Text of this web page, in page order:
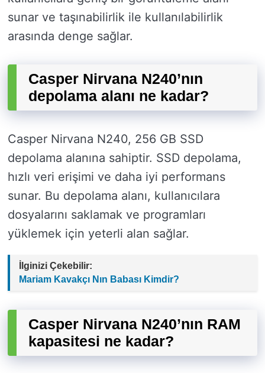
sunar ve taşınabilirlik ile kullanılabilirlik
arasında denge sağlar.
Casper Nirvana N240’nın
depolama alanı ne kadar?
Casper Nirvana N240, 256 GB SSD
depolama alanına sahiptir. SSD depolama,
hızlı veri erişimi ve daha iyi performans
sunar. Bu depolama alanı, kullanıcılara
dosyalarını saklamak ve programları
yüklemek için yeterli alan sağlar.
İlginizi Çekebilir:
Mariam Kavakçı Nın Babası Kimdir?
Casper Nirvana N240’nın RAM
kapasitesi ne kadar?